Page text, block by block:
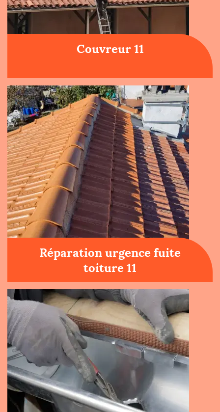
Couvreur 11
Réparation urgence fuite
toiture 11